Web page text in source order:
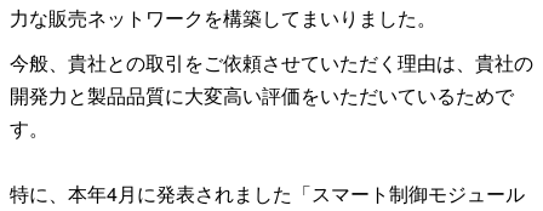
力な販売ネットワークを構築してまいりました。
今般、貴社との取引をご依頼させていただく理由は、貴社の
開発力と製品品質に大変高い評価をいただいているためで
す。
特に、本年4月に発表されました「スマート制御モジュール